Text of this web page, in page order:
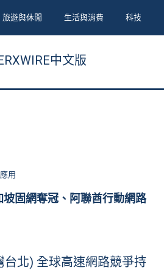
旅遊與休閒 生活與消費 科技
用
固網奪冠、阿聯酋行動網路
台北) 全球高速網路競爭持